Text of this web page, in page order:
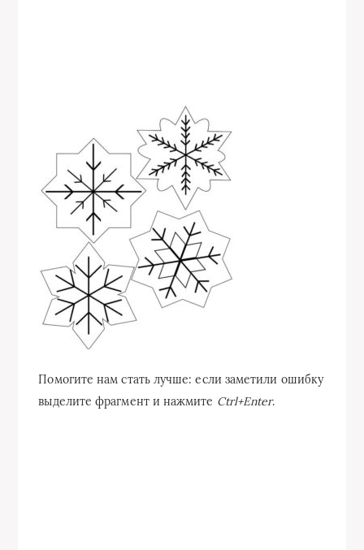
Помогите нам стать лучше: если заметили ошибку
выделите фрагмент и нажмите Ctrl+Enter.